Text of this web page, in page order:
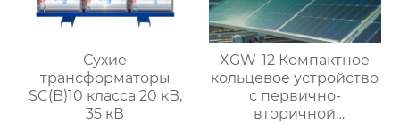
Сухие
трансформаторы
SC(B)10 класса 20 кВ,
35 кВ
XGW-12 Компактное
кольцевое устройство
с первично-
вторичной